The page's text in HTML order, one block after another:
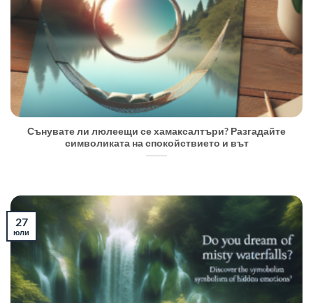
Сънувате ли люлеещи се хамаксалтъри? Разгадайте
символиката на спокойствието и вът
27
юли